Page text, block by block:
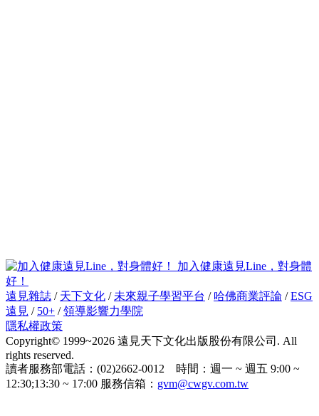
加入健康遠見Line，對身體
好！
遠見雜誌 / 天下文化 / 未來親子學習平台 / 哈佛商業評論 /ESG
遠見 / 50+ /領導影響力學院
隱私權政策
Copyright© 1999~2026 遠見天下文化出版股份有限公司. All
rights reserved.
讀者服務部電話：(02)2662-0012 時間：週一 ~ 週五 9:00 ~
12:30;13:30 ~ 17:00 服務信箱： gvm@cwgv.com.tw